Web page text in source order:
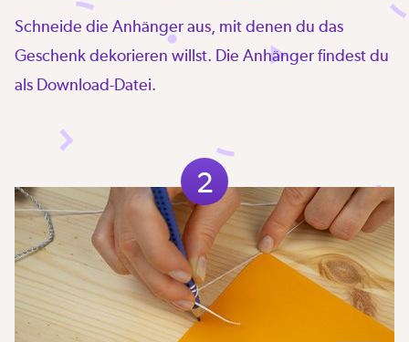
Schneide die Anhänger aus, mit denen du das
Geschenk dekorieren willst. Die Anhänger findest du
als Download-Datei.
2